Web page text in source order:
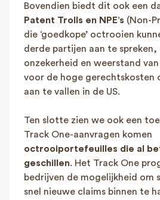
Bovendien biedt dit ook een
Patent Trolls en NPE’s (Non-
die ‘goedkope’ octrooien
derde partijen aan te spreken,
onzekerheid en weerstand
voor de hoge gerechtskosten
aan te vallen in de US.
Ten slotte zien we ook een
Track One-aanvragen komen
octrooiportefeuilles die al
geschillen. Het Track One
bedrijven de mogelijkheid om
snel nieuwe claims binnen te